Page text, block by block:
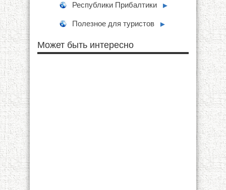
Республики Прибалтики ►
Полезное для туристов ►
Может быть интересно